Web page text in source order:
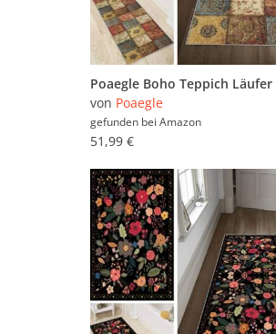
von Poaegle
gefunden bei Amazon
51,99 €